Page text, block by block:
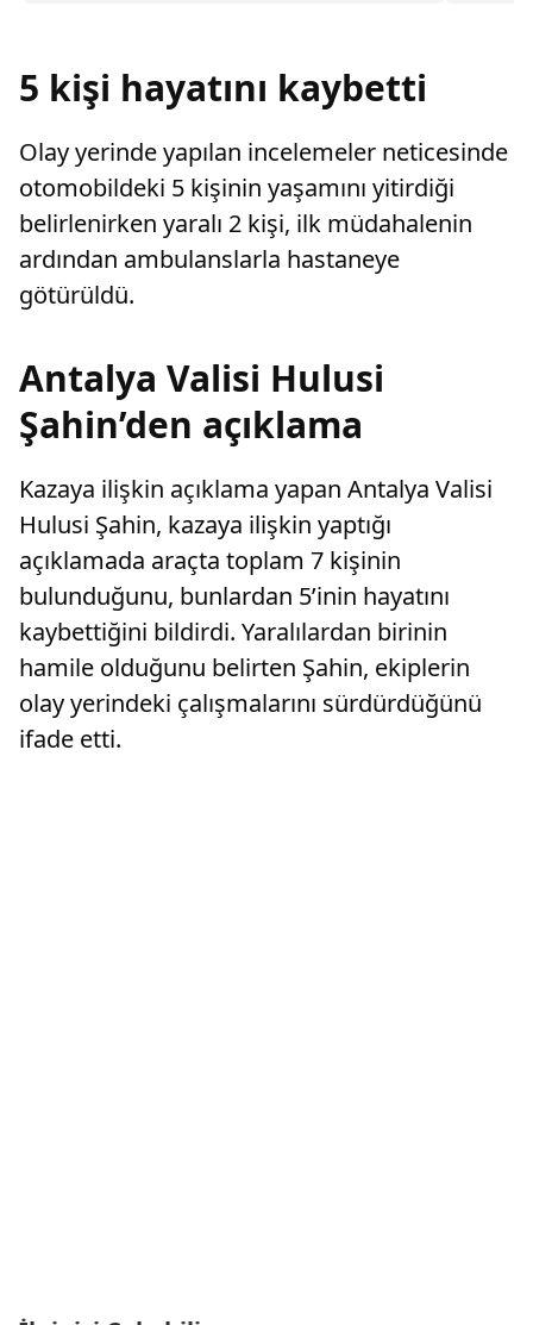
5 kişi hayatını kaybetti
Olay yerinde yapılan incelemeler neticesinde
otomobildeki 5 kişinin yaşamını yitirdiği
belirlenirken yaralı 2 kişi, ilk müdahalenin
ardından ambulanslarla hastaneye
götürüldü.
Antalya Valisi Hulusi
Şahin’den açıklama
Kazaya ilişkin açıklama yapan Antalya Valisi
Hulusi Şahin, kazaya ilişkin yaptığı
açıklamada araçta toplam 7 kişinin
bulunduğunu, bunlardan 5’inin hayatını
kaybettiğini bildirdi. Yaralılardan birinin
hamile olduğunu belirten Şahin, ekiplerin
olay yerindeki çalışmalarını sürdürdüğünü
ifade etti.